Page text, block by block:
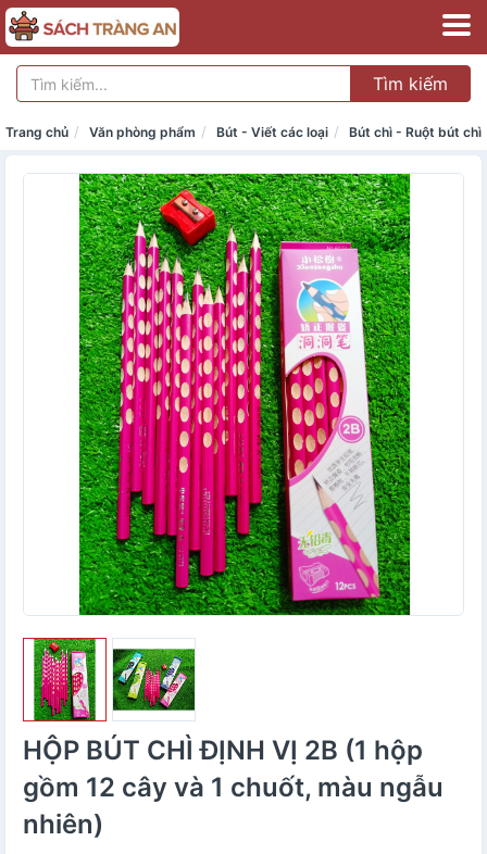
Tìm kiếm
Trang chủ Văn phòng phẩm Bút - Viết các loại Bút chì - Ruột bút chì
HỘP BÚT CHÌ ĐỊNH VỊ 2B (1 hộp
gồm 12 cây và 1 chuốt, màu ngẫu
nhiên)